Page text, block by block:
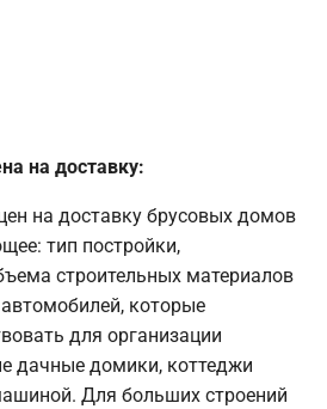
на доставку:
на доставку брусовых домов
тип постройки,
строительных материалов
которые
для организации
дачные домики, коттеджи
Для больших строений